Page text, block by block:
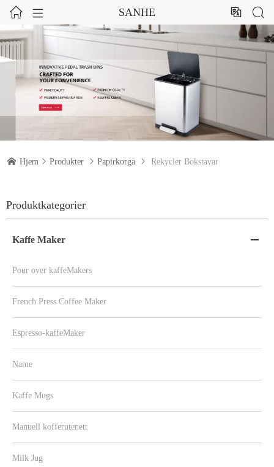
  SANHE  
 Hjem  Produkter  Papirkorga  Rekycler Bokstavar
Produktkategorier
Kaffe Maker 
Pour over kaffeMakers
French Press Coffee Maker
Espresso-kaffeMaker
Name
Kaffe Mugs
Manuell kofferutenett
Milk Jug